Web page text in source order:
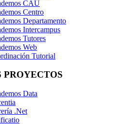
CAU
Centro
Departamento
Intercampus
Tutores
Web
Tutorial
PROYECTOS
Data
.Net